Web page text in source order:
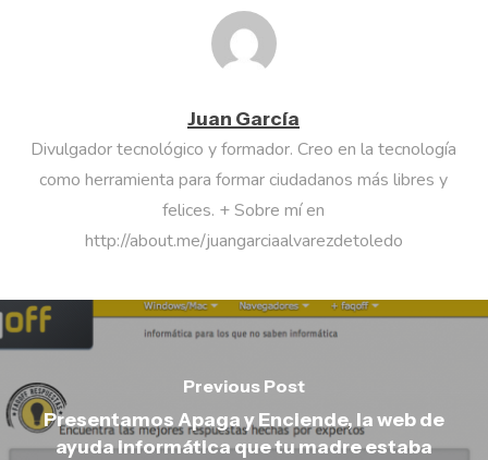
Juan García
Divulgador tecnológico y formador. Creo en la tecnología
como herramienta para formar ciudadanos más libres y
felices. + Sobre mí en
http://about.me/juangarciaalvarezdetoledo
Previous Post
Presentamos Apaga y Enciende, la web de
ayuda informática que tu madre estaba